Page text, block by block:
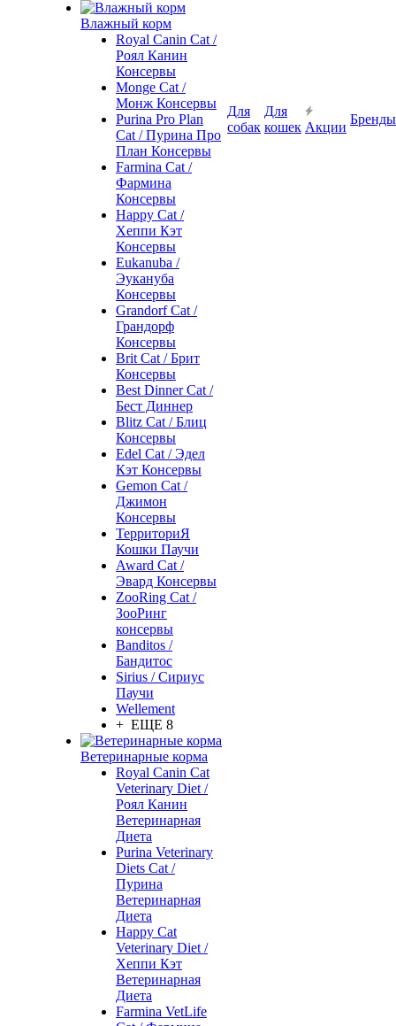
Влажный корм
Royal Canin Cat /
Роял Канин
Консервы
Monge Cat /
Монж Консервы
Purina Pro Plan
Cat / Пурина Про
План Консервы
Farmina Cat /
Фармина
Консервы
Happy Cat /
Хеппи Кэт
Консервы
Eukanuba /
Эукануба
Консервы
Grandorf Cat /
Грандорф
Консервы
Brit Cat / Брит
Консервы
Best Dinner Cat /
Бест Диннер
Blitz Cat / Блиц
Консервы
Edel Cat / Эдел
Кэт Консервы
Gemon Cat /
Джимон
Консервы
ТерриториЯ
Кошки Паучи
Award Cat /
Эвард Консервы
ZooRing Cat /
ЗооРинг
консервы
Banditos /
Бандитос
Sirius / Сириус
Паучи
Wellement
+ ЕЩЕ 8
Ветеринарные корма
Royal Canin Cat
Veterinary Diet /
Роял Канин
Ветеринарная
Диета
Purina Veterinary
Diets Cat /
Пурина
Ветеринарная
Диета
Happy Cat
Veterinary Diet /
Хеппи Кэт
Ветеринарная
Диета
Farmina VetLife
Для
собак
Для
кошек Акции
Бренды